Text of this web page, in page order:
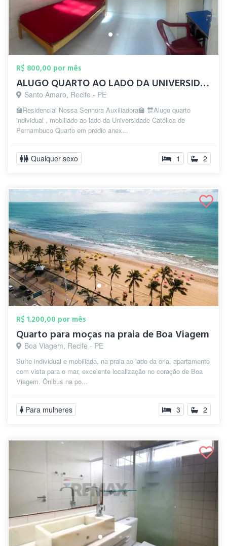
R$ 800,00 por mês
ALUGO QUARTO AO LADO DA UNIVERSIDADE CAT...
Santo Amaro, Recife - PE
🏫Residencial Nossa Senhora Auxiliadora🏫 🔛Alugo quarto
individual , mobiliado ao lado da Universidade Católica de
Pernambuco Quarto em prédio anex...
Qualquer sexo 1 2
R$ 1.200,00 por mês
Quarto para moças na praia de Boa Viagem
Boa Viagem, Recife - PE
Suíte individual e mobiliada, na praia ao lado da orla, apartamento
com vista para o mar, excelente localização no coração de Boa
Viagem. Ônibus na po...
Para mulheres 3 2